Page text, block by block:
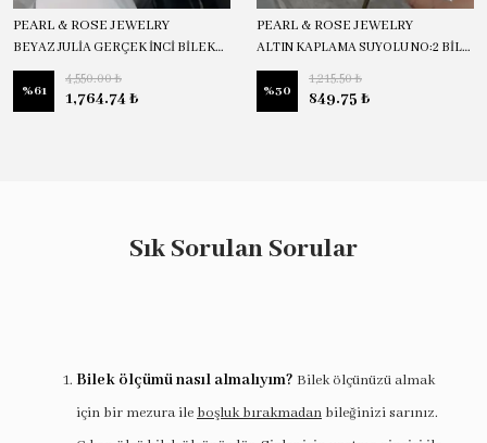
PEARL & ROSE JEWELRY
BEYAZ JULİA GERÇEK İNCİ BİLEKLİK
%61
4,550.00 ₺
1,764.74 ₺
PEARL & ROSE JEWELRY
ALTIN KAPLAMA SUYOLU NO:2 BİLEKLİK
%30
1,215.50 ₺
849.75 ₺
Sık Sorulan Sorular
Bilek ölçümü nasıl almalıyım? Bilek ölçünüzü almak
için bir mezura ile boşluk bırakmadan bileğinizi sarınız.